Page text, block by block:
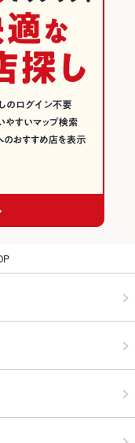
ス料金+1,500円で90分の飲
にスマッフまで♪
ませんが、本格韓国料理の
しております！
もお気軽にご利用くださ
ますので、ママ会や女子会